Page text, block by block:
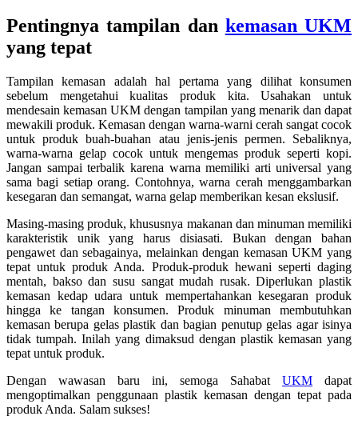
Pentingnya tampilan dan kemasan UKM
yang tepat
Tampilan kemasan adalah hal pertama yang dilihat konsumen
sebelum mengetahui kualitas produk kita. Usahakan untuk
mendesain kemasan UKM dengan tampilan yang menarik dan dapat
mewakili produk. Kemasan dengan warna-warni cerah sangat cocok
untuk produk buah-buahan atau jenis-jenis permen. Sebaliknya,
warna-warna gelap cocok untuk mengemas produk seperti kopi.
Jangan sampai terbalik karena warna memiliki arti universal yang
sama bagi setiap orang. Contohnya, warna cerah menggambarkan
kesegaran dan semangat, warna gelap memberikan kesan ekslusif.
Masing-masing produk, khususnya makanan dan minuman memiliki
karakteristik unik yang harus disiasati. Bukan dengan bahan
pengawet dan sebagainya, melainkan dengan kemasan UKM yang
tepat untuk produk Anda. Produk-produk hewani seperti daging
mentah, bakso dan susu sangat mudah rusak. Diperlukan plastik
kemasan kedap udara untuk mempertahankan kesegaran produk
hingga ke tangan konsumen. Produk minuman membutuhkan
kemasan berupa gelas plastik dan bagian penutup gelas agar isinya
tidak tumpah. Inilah yang dimaksud dengan plastik kemasan yang
tepat untuk produk.
Dengan wawasan baru ini, semoga Sahabat UKM dapat
mengoptimalkan penggunaan plastik kemasan dengan tepat pada
produk Anda. Salam sukses!